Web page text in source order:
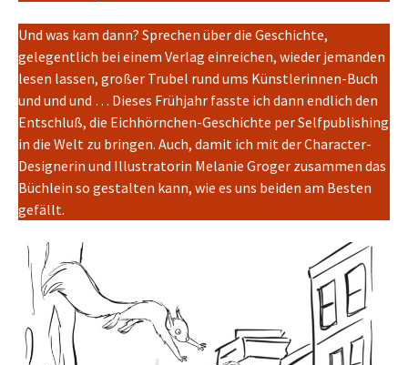
Und was kam dann? Sprechen über die Geschichte,
gelegentlich bei einem Verlag einreichen, wieder jemanden
lesen lassen, großer Trubel rund ums Künstlerinnen-Buch
und und und … Dieses Frühjahr fasste ich dann endlich den
Entschluß, die Eichhörnchen-Geschichte per Selfpublishing
in die Welt zu bringen. Auch, damit ich mit der Character-
Designerin und Illustratorin Melanie Groger zusammen das
Büchlein so gestalten kann, wie es uns beiden am Besten
gefällt.